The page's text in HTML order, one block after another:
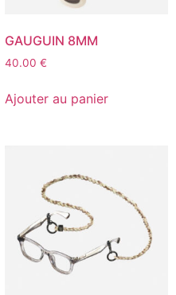
GAUGUIN 8MM
40.00 €
Ajouter au panier